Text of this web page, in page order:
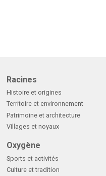
Racines
Histoire et origines
Territoire et environnement
Patrimoine et architecture
Villages et noyaux
Oxygène
Sports et activités
Culture et tradition